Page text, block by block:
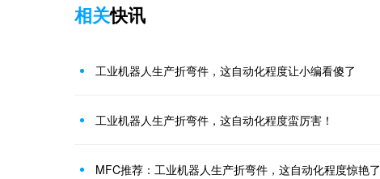
相关快讯
工业机器人生产折弯件，这自动化程度让小编看傻了
工业机器人生产折弯件，这自动化程度蛮厉害！
MFC推荐：工业机器人生产折弯件，这自动化程度惊艳了